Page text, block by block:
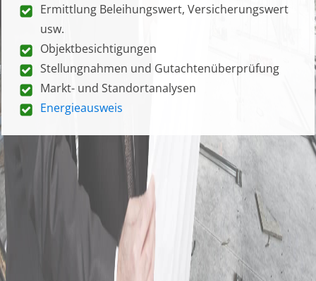
Ermittlung Beleihungswert, Versicherungswert
usw.
Objektbesichtigungen
Stellungnahmen und Gutachtenüberprüfung
Markt- und Standortanalysen
Energieausweis